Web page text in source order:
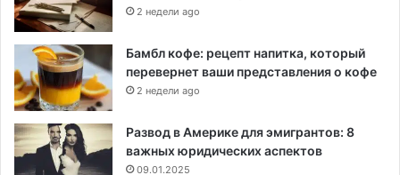
2 недели ago
Бамбл кофе: рецепт напитка, который
перевернет ваши представления о кофе
2 недели ago
Развод в Америке для эмигрантов: 8
важных юридических аспектов
09.01.2025